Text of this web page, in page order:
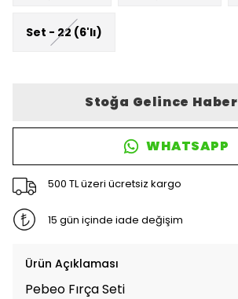
Set - 22 (6'lı)
Stoğa Gelince
WHATSAPP
500 TL üzeri ücretsiz kargo
15 gün içinde iade değişim
Ürün Açıklaması
Pebeo Fırça Seti